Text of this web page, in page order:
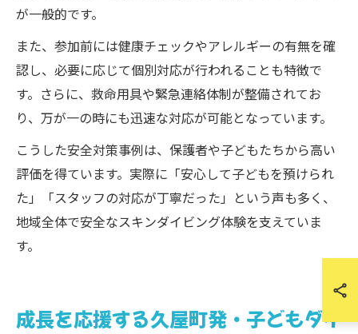
が一般的です。
また、参加前には健康チェックやアレルギーの有無を確
認し、必要に応じて個別対応が行われることも特徴で
す。さらに、救命用具や緊急連絡体制が整備されてお
り、万が一の時にも迅速な対応が可能となっています。
こうした安全対策事例は、保護者や子どもたちから高い
評価を得ています。実際に「安心して子どもを預けられ
た」「スタッフの対応が丁寧だった」という声も多く、
地域全体で安全なスキンダイビング体験を支えていま
す。
成長を応援する久屋町発・子どもダイ